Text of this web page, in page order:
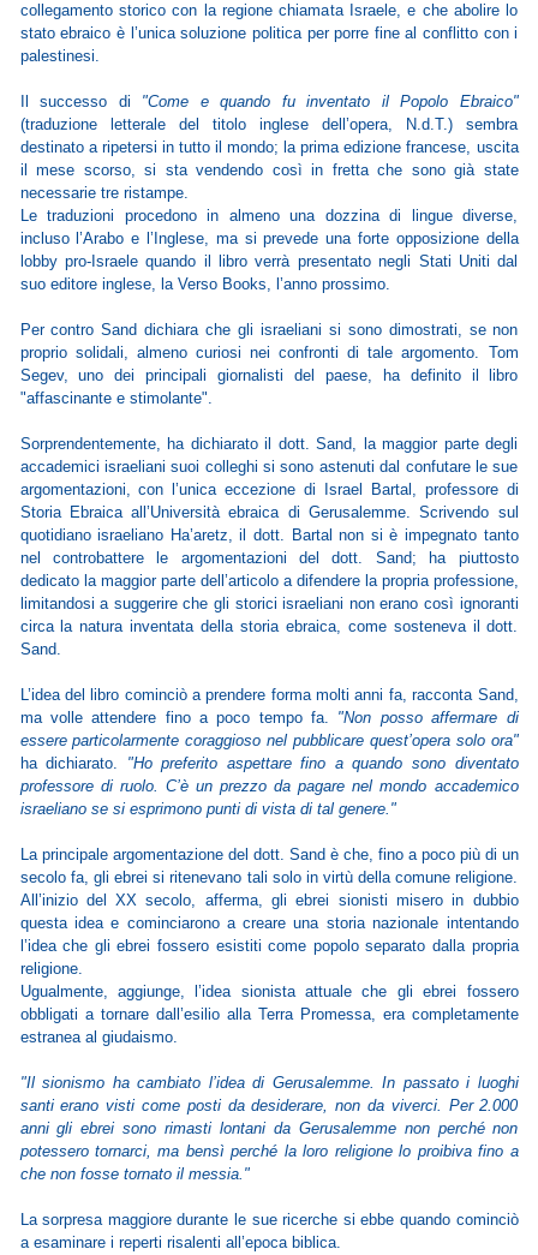
collegamento storico con la regione chiamata Israele, e che abolire lo
stato ebraico è l’unica soluzione politica per porre fine al conflitto con i
palestinesi.
Il successo di "Come e quando fu inventato il Popolo Ebraico"
(traduzione letterale del titolo inglese dell’opera, N.d.T.) sembra
destinato a ripetersi in tutto il mondo; la prima edizione francese, uscita
il mese scorso, si sta vendendo così in fretta che sono già state
necessarie tre ristampe.
Le traduzioni procedono in almeno una dozzina di lingue diverse,
incluso l’Arabo e l’Inglese, ma si prevede una forte opposizione della
lobby pro-Israele quando il libro verrà presentato negli Stati Uniti dal
suo editore inglese, la Verso Books, l’anno prossimo.
Per contro Sand dichiara che gli israeliani si sono dimostrati, se non
proprio solidali, almeno curiosi nei confronti di tale argomento. Tom
Segev, uno dei principali giornalisti del paese, ha definito il libro
"affascinante e stimolante".
Sorprendentemente, ha dichiarato il dott. Sand, la maggior parte degli
accademici israeliani suoi colleghi si sono astenuti dal confutare le sue
argomentazioni, con l’unica eccezione di Israel Bartal, professore di
Storia Ebraica all’Università ebraica di Gerusalemme. Scrivendo sul
quotidiano israeliano Ha’aretz, il dott. Bartal non si è impegnato tanto
nel controbattere le argomentazioni del dott. Sand; ha piuttosto
dedicato la maggior parte dell’articolo a difendere la propria professione,
limitandosi a suggerire che gli storici israeliani non erano così ignoranti
circa la natura inventata della storia ebraica, come sosteneva il dott.
Sand.
L’idea del libro cominciò a prendere forma molti anni fa, racconta Sand,
ma volle attendere fino a poco tempo fa. "Non posso affermare di
essere particolarmente coraggioso nel pubblicare quest’opera solo ora"
ha dichiarato. "Ho preferito aspettare fino a quando sono diventato
professore di ruolo. C’è un prezzo da pagare nel mondo accademico
israeliano se si esprimono punti di vista di tal genere."
La principale argomentazione del dott. Sand è che, fino a poco più di un
secolo fa, gli ebrei si ritenevano tali solo in virtù della comune religione.
All’inizio del XX secolo, afferma, gli ebrei sionisti misero in dubbio
questa idea e cominciarono a creare una storia nazionale intentando
l’idea che gli ebrei fossero esistiti come popolo separato dalla propria
religione.
Ugualmente, aggiunge, l’idea sionista attuale che gli ebrei fossero
obbligati a tornare dall’esilio alla Terra Promessa, era completamente
estranea al giudaismo.
"Il sionismo ha cambiato l’idea di Gerusalemme. In passato i luoghi
santi erano visti come posti da desiderare, non da viverci. Per 2.000
anni gli ebrei sono rimasti lontani da Gerusalemme non perché non
potessero tornarci, ma bensì perché la loro religione lo proibiva fino a
che non fosse tornato il messia."
La sorpresa maggiore durante le sue ricerche si ebbe quando cominciò
a esaminare i reperti risalenti all’epoca biblica.